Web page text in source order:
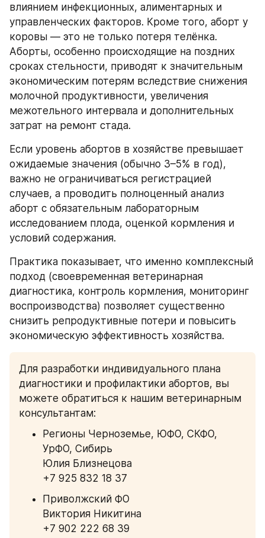
влиянием инфекционных, алиментарных и
управленческих факторов. Кроме того, аборт у
коровы — это не только потеря телёнка.
Аборты, особенно происходящие на поздних
сроках стельности, приводят к значительным
экономическим потерям вследствие снижения
молочной продуктивности, увеличения
межотельного интервала и дополнительных
затрат на ремонт стада.
Если уровень абортов в хозяйстве превышает
ожидаемые значения (обычно 3–5% в год),
важно не ограничиваться регистрацией
случаев, а проводить полноценный анализ
аборт с обязательным лабораторным
исследованием плода, оценкой кормления и
условий содержания.
Практика показывает, что именно комплексный
подход (своевременная ветеринарная
диагностика, контроль кормления, мониторинг
воспроизводства) позволяет существенно
снизить репродуктивные потери и повысить
экономическую эффективность хозяйства.
Для разработки индивидуального плана
диагностики и профилактики абортов, вы
можете обратиться к нашим ветеринарным
консультантам:
Регионы Черноземье, ЮФО, СКФО,
УрФО, Сибирь
Юлия Близнецова
+7 925 832 18 37
Приволжский ФО
Виктория Никитина
+7 902 222 68 39